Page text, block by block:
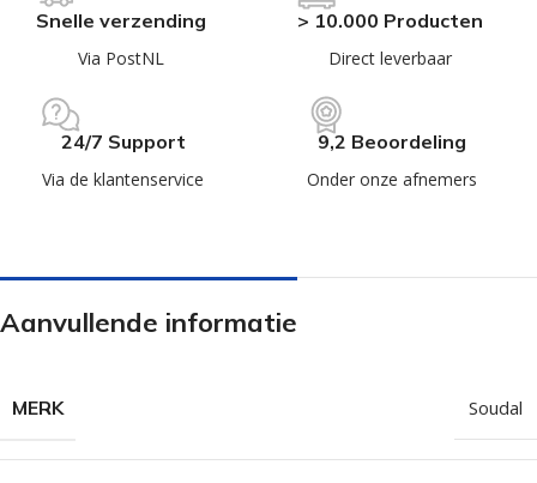
Snelle verzending
Via PostNL
> 10.000 Producten
Direct leverbaar
24/7 Support
Via de klantenservice
9,2 Beoordeling
Onder onze afnemers
Aanvullende informatie
MERK Soudal